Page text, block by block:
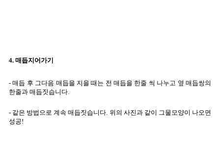
4. 매듭지어가기
- 매듭 후 그다음 매듭을 지을 때는 전 매듭을 한줄 씩 나누고 옆 매듭쌍의
한줄과 매듭짓습니다.
- 같은 방법으로 계속 매듭짓습니다. 위의 사진과 같이 그물모양이 나오면
성공!